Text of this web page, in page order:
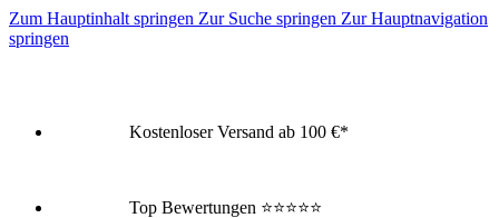
Zum Hauptinhalt springen Zur Suche springen Zur Hauptnavigation
springen
Kostenloser Versand ab 100 €*
Top Bewertungen ⭐⭐⭐⭐⭐